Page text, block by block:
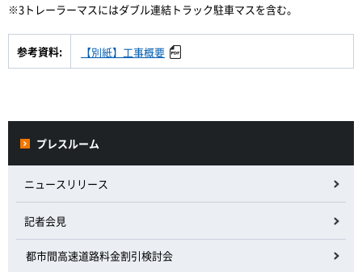
※3トレーラーマスにはダブル連結トラック駐車マスを含む。
参考資料: 【別紙】工事概要
プレスルーム
ニュースリリース
記者会見
都市間高速道路料金割引検討会